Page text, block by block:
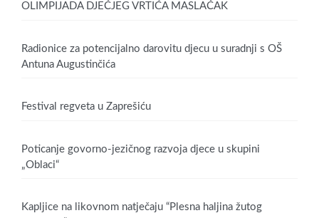
OLIMPIJADA DJEČJEG VRTIĆA MASLAČAK
Radionice za potencijalno darovitu djecu u suradnji s OŠ
Antuna Augustinčića
Festival regveta u Zaprešiću
Poticanje govorno-jezičnog razvoja djece u skupini
„Oblaci“
Kapljice na likovnom natječaju “Plesna haljina žutog